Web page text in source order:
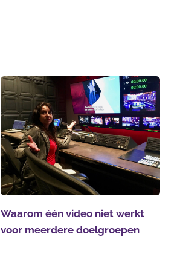
Waarom één video niet werkt
voor meerdere doelgroepen